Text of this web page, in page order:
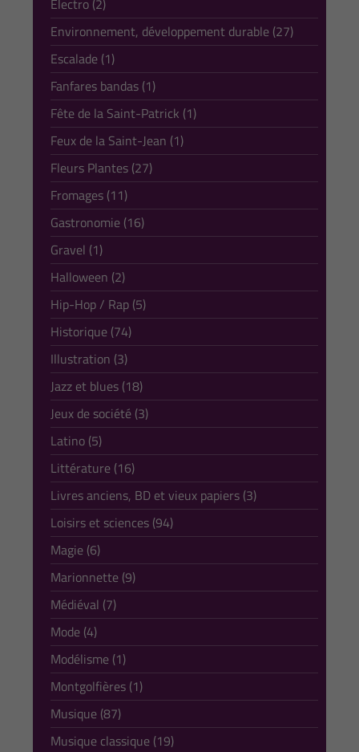
Electro (2)
Environnement, développement durable (27)
Escalade (1)
Fanfares bandas (1)
Fête de la Saint-Patrick (1)
Feux de la Saint-Jean (1)
Fleurs Plantes (27)
Fromages (11)
Gastronomie (16)
Gravel (1)
Halloween (2)
Hip-Hop / Rap (5)
Historique (74)
Illustration (3)
Jazz et blues (18)
Jeux de société (3)
Latino (5)
Littérature (16)
Livres anciens, BD et vieux papiers (3)
Loisirs et sciences (94)
Magie (6)
Marionnette (9)
Médiéval (7)
Mode (4)
Modélisme (1)
Montgolfières (1)
Musique (87)
Musique classique (19)